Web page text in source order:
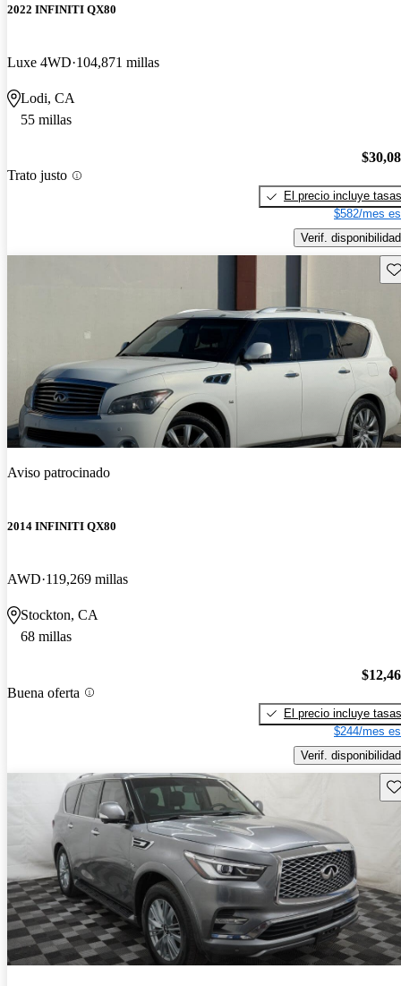
2022 INFINITI QX80
Luxe 4WD 104,871 millas
Lodi, CA
55 millas
Trato justo
El precio incluye tasas
$582/mes
Verif. disponibilidad
Aviso patrocinado
2014 INFINITI QX80
AWD 119,269 millas
Stockton, CA
68 millas
Buena oferta
El precio incluye tasas
$244/mes
Verif. disponibilidad